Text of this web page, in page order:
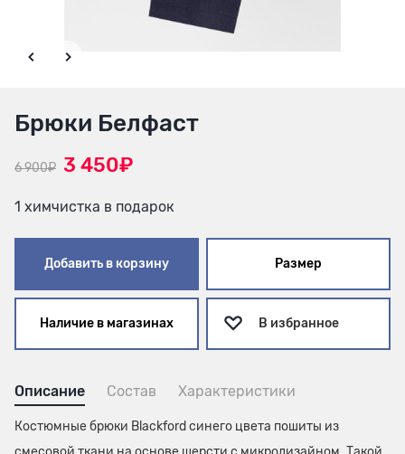
Брюки Белфаст
6 900₽ 3 450₽
1 химчистка в подарок
Добавить в корзину Размер
Наличие в магазинах В избранное
Описание Состав Характеристики
Костюмные брюки Blackford синего цвета пошиты из